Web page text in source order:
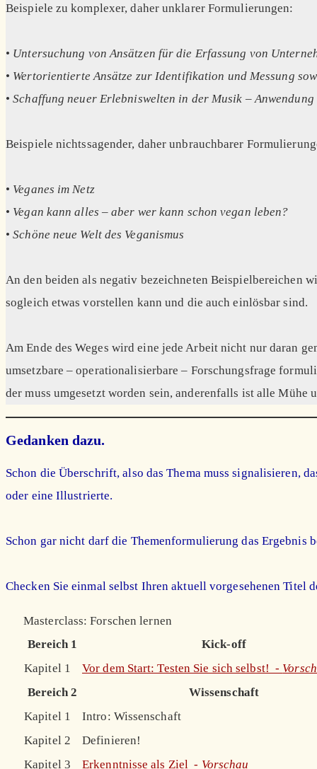
Beispiele zu komplexer, daher unklarer Formulierungen:
• Untersuchung von Ansätzen für die Erfassung von
• Wertorientierte Ansätze zur Identifikation und Messung
•Schaffung neuer Erlebniswelten in der Musik –
Beispiele nichtssagender, daher unbrauchbarer
• Veganes im Netz
• Vegan kann alles – aber wer kann schon vegan leben?
•Schöne neue Welt des Veganismus
An den beiden als negativ bezeichneten Beispielbereichen
sogleich etwas vorstellen kann und die auch einlösbar sind.
Am Ende des Weges wird eine jede Arbeit nicht nur daran
umsetzbare – operationalisierbare – Forschungsfrage
der muss umgesetzt worden sein, anderenfalls ist alle Mühe
Gedanken dazu.
Schon die Überschrift, also das Thema muss signalisieren,
oder eine Illustrierte.
Schon gar nicht darf die Themenformulierung das Ergebnis
Checken Sie einmal selbst Ihren aktuell vorgesehenen
Masterclass: Forschen lernen
Bereich 1
Kick-off
Kapitel 1
Vor dem Start: Testen Sie sich selbst! -
Bereich 2
Wissenschaft
Kapitel 1
Intro: Wissenschaft
Kapitel 2
Definieren!
Kapitel 3
Erkenntnisse als Ziel - Vorschau